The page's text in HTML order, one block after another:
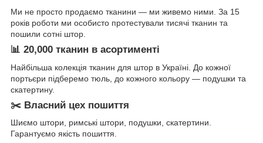
Ми не просто продаємо тканини — ми живемо ними. За 15
років роботи ми особисто протестували тисячі тканин та
пошили сотні штор.
📊 20,000 тканин в асортименті
Найбільша колекція тканин для штор в Україні. До кожної
портьєри підберемо тюль, до кожного кольору — подушки та
скатертину.
✂️ Власний цех пошиття
Шиємо штори, римські штори, подушки, скатертини.
Гарантуємо якість пошиття.